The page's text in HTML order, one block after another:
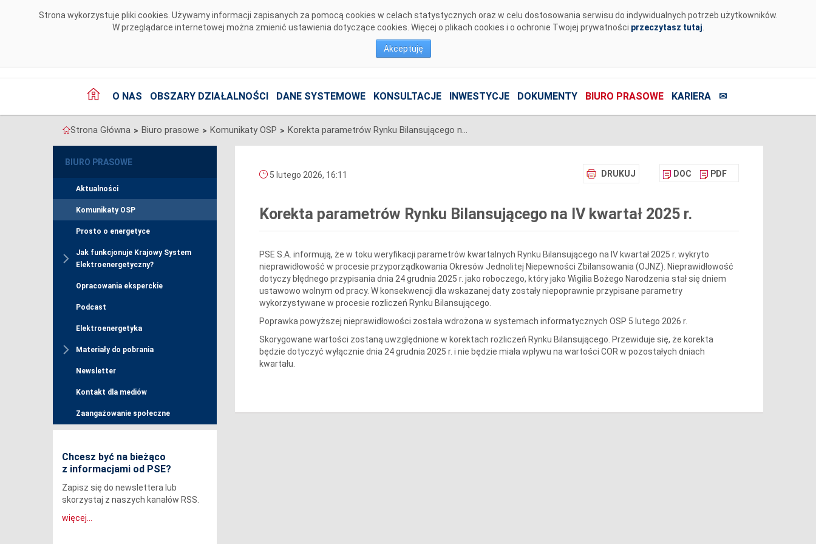
Strona wykorzystuje pliki cookies. Używamy informacji zapisanych za pomocą cookies w celach statystycznych oraz w celu dostosowania serwisu do indywidualnych potrzeb użytkowników.
W przeglądarce internetowej można zmienić ustawienia dotyczące cookies. Więcej o plikach cookies i o ochronie Twojej prywatności przeczytasz tutaj
Akceptuję
O NAS OBSZARY DZIAŁALNOŚCI DANE SYSTEMOWE KONSULTACJE INWESTYCJE DOKUMENTY BIURO PRASOWE KARIERA ✉
Strona Główna > Biuro prasowe > Komunikaty OSP > Korekta parametrów Rynku Bilansującego na IV kwartał 2025 r.
BIURO PRASOWE
Aktualności
Komunikaty OSP
Prosto o energetyce
Jak funkcjonuje Krajowy System
Elektroenergetyczny?
Opracowania eksperckie
Podcast
Elektroenergetyka
Materiały do pobrania
Newsletter
Kontakt dla mediów
Zaangażowanie społeczne
Chcesz być na bieżąco
z informacjami od PSE?
Zapisz się do newslettera lub
skorzystaj z naszych kanałów RSS.
więcej...
DRUKUJ DOC PDF
5 lutego 2026, 16:11
Korekta parametrów Rynku Bilansującego na IV kwartał 2025 r.
PSE S.A. informują, że w toku weryfikacji parametrów kwartalnych Rynku Bilansującego na IV kwartał 2025 r. wykryto
nieprawidłowość w procesie przyporządkowania Okresów Jednolitej Niepewności Zbilansowania (OJNZ). Nieprawidłowość
dotyczy błędnego przypisania dnia 24 grudnia 2025 r. jako roboczego, który jako Wigilia Bożego Narodzenia stał się dniem
ustawowo wolnym od pracy. W konsekwencji dla wskazanej daty zostały niepoprawnie przypisane parametry
wykorzystywane w procesie rozliczeń Rynku Bilansującego.
Poprawka powyższej nieprawidłowości została wdrożona w systemach informatycznych OSP 5 lutego 2026 r.
Skorygowane wartości zostaną uwzględnione w korektach rozliczeń Rynku Bilansującego. Przewiduje się, że korekta
będzie dotyczyć wyłącznie dnia 24 grudnia 2025 r. i nie będzie miała wpływu na wartości COR w pozostałych dniach
kwartału.